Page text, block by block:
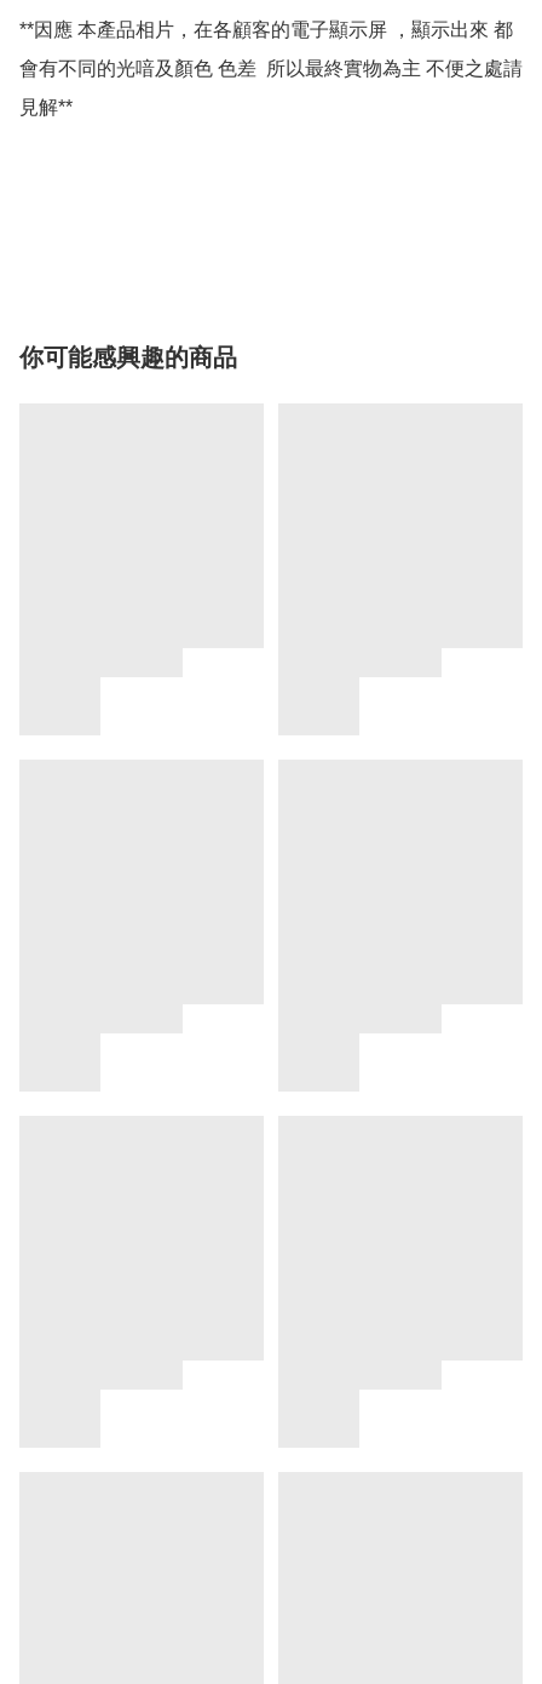
**因應 本產品相片，在各顧客的電子顯示屏 ，顯示出來 都
會有不同的光喑及顏色 色差  所以最終實物為主 不便之處請
見解**
你可能感興趣的商品